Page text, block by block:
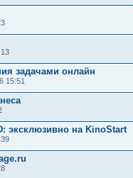
задачами онлайн
15:51
эксклюзивно на KinoStart